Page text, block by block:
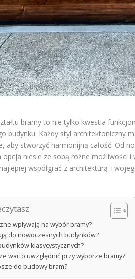
bramy to nie tylko kwestia
budynku. Każdy styl architektoniczny
aby stworzyć harmonijną całość. Od
opcja niesie ze sobą różne możliwości
współgrać z architekturą
wpływają na wybór bramy?
do nowoczesnych budynków?
klasycystycznych?
warto uwzględnić przy wyborze bramy?
do budowy bram?